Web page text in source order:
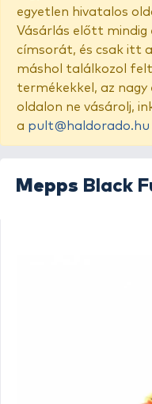
egyetlen hivatalos
Vásárlás előtt mindig
címsorát, és csak itt
máshol találkozol
termékekkel, az nagy
oldalon ne vásárolj,
a pult@haldorado.hu
Mepps Black